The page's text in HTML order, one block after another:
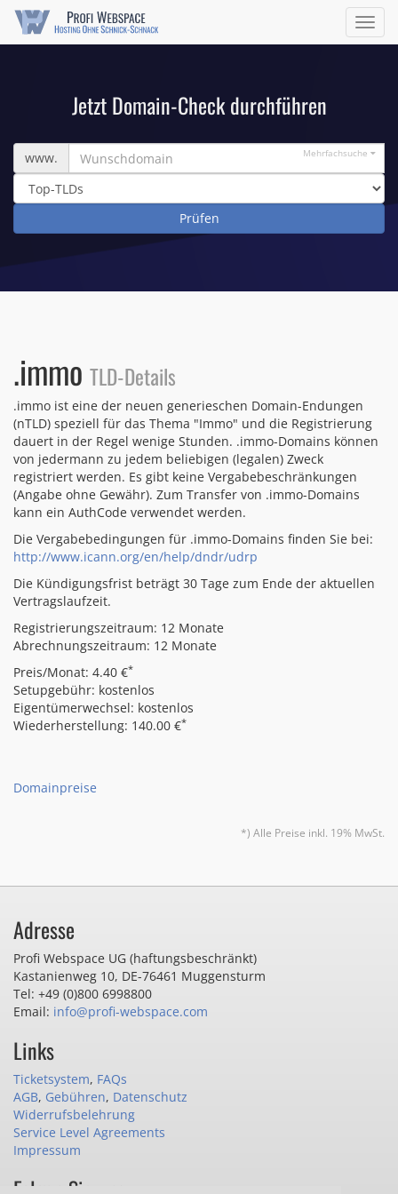
ein/
Jetzt Domain-Check durchführen
Wunschdomain
www. Mehrfachsuche
.immo TLD-Details
.immo ist eine der neuen generieschen Domain-Endungen
(nTLD) speziell für das Thema "Immo" und die Registrierung
dauert in der Regel wenige Stunden. .immo-Domains können
von jedermann zu jedem beliebigen (legalen) Zweck
registriert werden. Es gibt keine Vergabebeschränkungen
(Angabe ohne Gewähr). Zum Transfer von .immo-Domains
kann ein AuthCode verwendet werden.
Die Vergabebedingungen für .immo-Domains finden Sie bei:
http://www.icann.org/en/help/dndr/udrp
Die Kündigungsfrist beträgt 30 Tage zum Ende der aktuellen
Vertragslaufzeit.
Registrierungszeitraum: 12 Monate
Abrechnungszeitraum: 12 Monate
Preis/Monat: 4.40 €*
Setupgebühr: kostenlos
Eigentümerwechsel: kostenlos
Wiederherstellung: 140.00 €*
Domainpreise
*) Alle Preise inkl. 19% MwSt.
Adresse
Profi Webspace UG (haftungsbeschränkt)
Kastanienweg 10, DE-76461 Muggensturm
Tel: +49 (0)800 6998800
Email: info@profi-webspace.com
Links
Ticketsystem, FAQs
AGB, Gebühren, Datenschutz
Widerrufsbelehrung
Service Level Agreements
Impressum